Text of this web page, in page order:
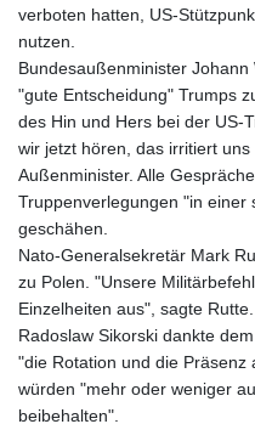
verboten hatten, US-
nutzen.
Bundesaußenminister
"gute Entscheidung" Trumps
des Hin und Hers bei der US-
wir jetzt hören, das irritiert
Außenminister. Alle
Truppenverlegungen "in einer
geschähen.
Nato-Generalsekretär Mark
zu Polen. "Unsere
Einzelheiten aus", sagte
Radoslaw Sikorski dankte
"die Rotation und die Präsenz
würden "mehr oder weniger
beibehalten".